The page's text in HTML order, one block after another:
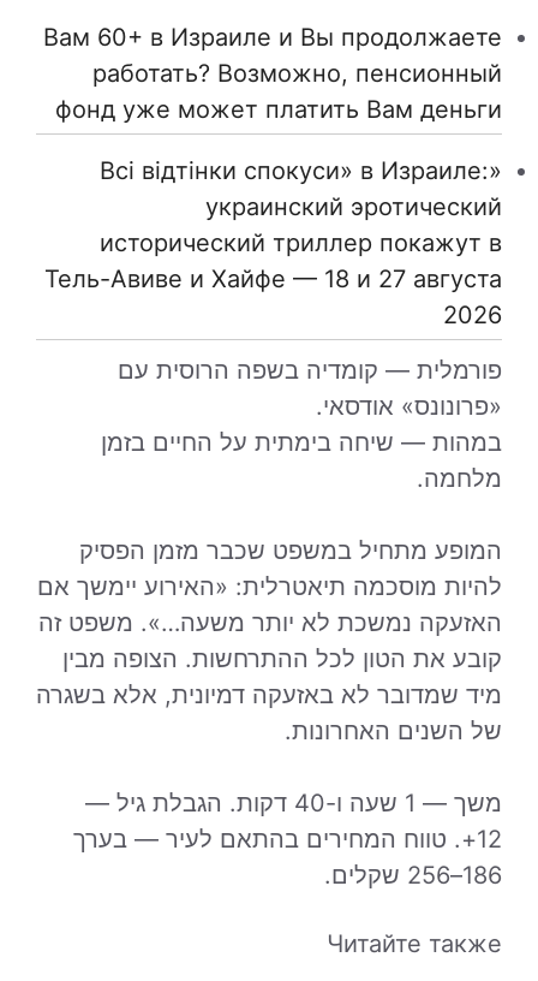
Вам 60+ в Израиле и Вы продолжаете
работать? Возможно, пенсионный
фонд уже может платить Вам деньги
«Всі відтінки спокуси» в Израиле:
украинский эротический
исторический триллер покажут в
Тель-Авиве и Хайфе — 18 и 27 августа
2026
פורמלית — קומדיה בשפה הרוסית עם
«פרונונס» אודסאי.
במהות — שיחה בימתית על החיים בזמן
מלחמה.
המופע מתחיל במשפט שכבר מזמן הפסיק
להיות מוסכמה תיאטרלית: «האירוע יימשך אם
האזעקה נמשכת לא יותר משעה…». משפט זה
קובע את הטון לכל ההתרחשות. הצופה מבין
מיד שמדובר לא באזעקה דמיונית, אלא בשגרה
של השנים האחרונות.
משך — 1 שעה ו-40 דקות. הגבלת גיל —
12+. טווח המחירים בהתאם לעיר — בערך
186–256 שקלים.
Читайте также